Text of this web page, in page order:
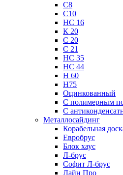
С8
С10
НС 16
К 20
С 20
С 21
НС 35
НС 44
Н 60
Н75
Оцинкованный
С полимерным
С
Металлосайдинг
Корабельная
Евробрус
Блок хаус
Л-брус
Софит Л-брус
Лайн Про